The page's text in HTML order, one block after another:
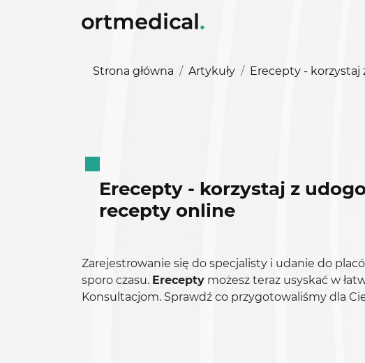
Strona główna Artykuły Erecepty -
Erecepty - korzystaj z
recepty online
Zarejestrowanie się do specjalisty i udanie do
sporo czasu. Erecepty możesz teraz usyskać w
Konsultacjom. Sprawdź co przygotowaliśmy dla